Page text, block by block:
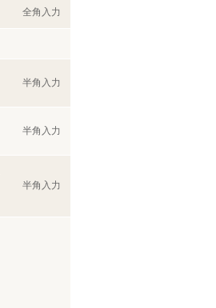
全角入力
半角入力
半角入力
半角入力